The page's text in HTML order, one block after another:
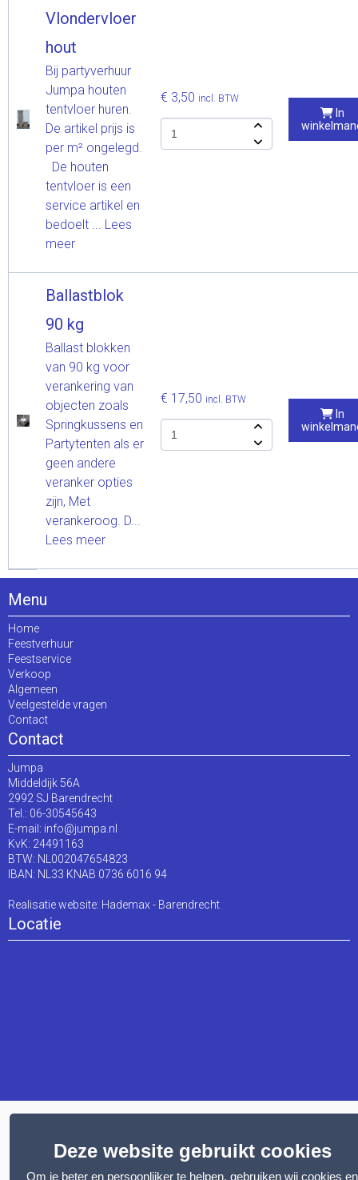
Vlondervloer
hout
Bij partyverhuur
Jumpa houten
tentvloer huren.
De artikel prijs is
per m² ongelegd.
De houten
tentvloer is een
service artikel en
bedoelt ... Lees
meer
€ 3,50 incl. BTW
In
Ballastblok
90 kg
Ballast blokken
van 90 kg voor
verankering van
objecten zoals
Springkussens en
Partytenten als er
geen andere
veranker opties
zijn, Met
verankeroog. D...
Lees meer
€ 17,50 incl. BTW
In
Menu
Home
Feestverhuur
Feestservice
Verkoop
Algemeen
Veelgestelde vragen
Contact
Contact
Jumpa
Middeldijk 56A
2992 SJ Barendrecht
Tel.: 06-30545643
E-mail: info@jumpa.nl
KvK: 24491163
BTW: NL002047654823
IBAN: NL33 KNAB 0736 6016 94
Realisatie website: Hademax - Barendrecht
Locatie
Deze website gebruikt cookies
Om je beter en persoonlijker te helpen, gebruiken wij cookies en